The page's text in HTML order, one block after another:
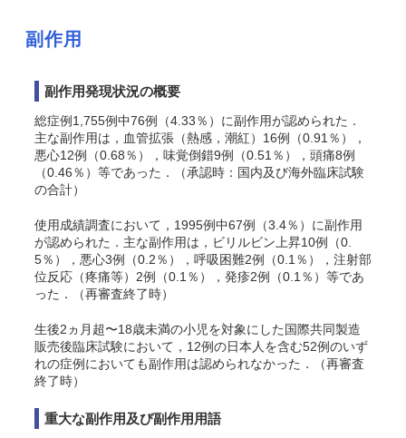
副作用
副作用発現状況の概要
総症例1,755例中76例（4.33％）に副作用が認められた．
主な副作用は，血管拡張（熱感，潮紅）16例（0.91％），
悪心12例（0.68％），味覚倒錯9例（0.51％），頭痛8例
（0.46％）等であった．（承認時：国内及び海外臨床試験
の合計）
使用成績調査において，1995例中67例（3.4％）に副作用
が認められた．主な副作用は，ビリルビン上昇10例（0.
5％），悪心3例（0.2％），呼吸困難2例（0.1％），注射部
位反応（疼痛等）2例（0.1％），発疹2例（0.1％）等であ
った．（再審査終了時）
生後2ヵ月超〜18歳未満の小児を対象にした国際共同製造
販売後臨床試験において，12例の日本人を含む52例のいず
れの症例においても副作用は認められなかった．（再審査
終了時）
重大な副作用及び副作用用語